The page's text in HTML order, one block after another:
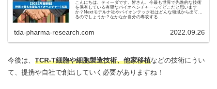
こんにちは、ティーダです。皆さん、今最も世界で先進的な技術
を保有している有望なバイオベンチャーってどこだと思います
か？Nextモデルナ社やバイオンテック社はどんな領域から出てく
るのでしょうか？なかなか自分の専攻する...
tda-pharma-research.com 2022.09.26
今後は、 TCR-T細胞や細胞製造技術、他家移植などの技術にうい
て、提携や自社で創出していく必要がありますね！